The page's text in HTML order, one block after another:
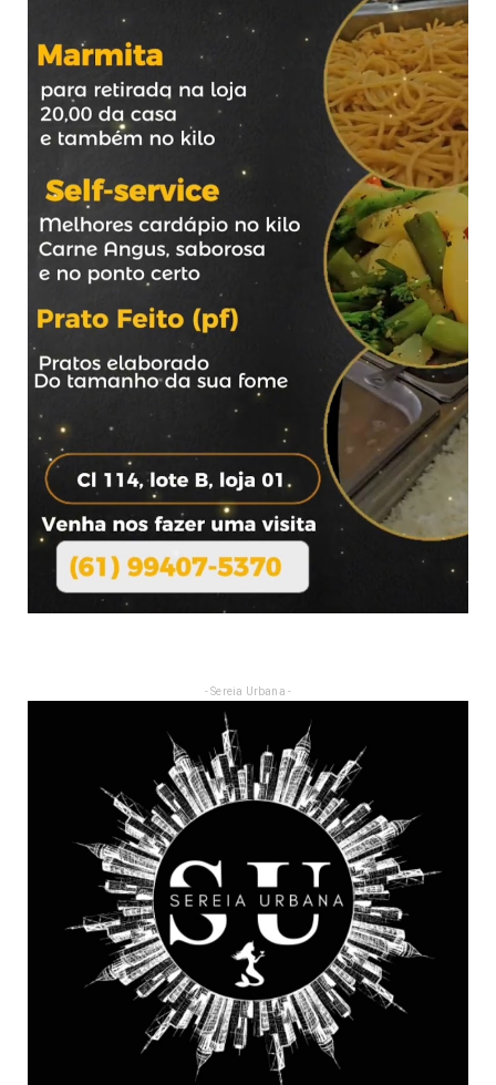
- Sereia Urbana -